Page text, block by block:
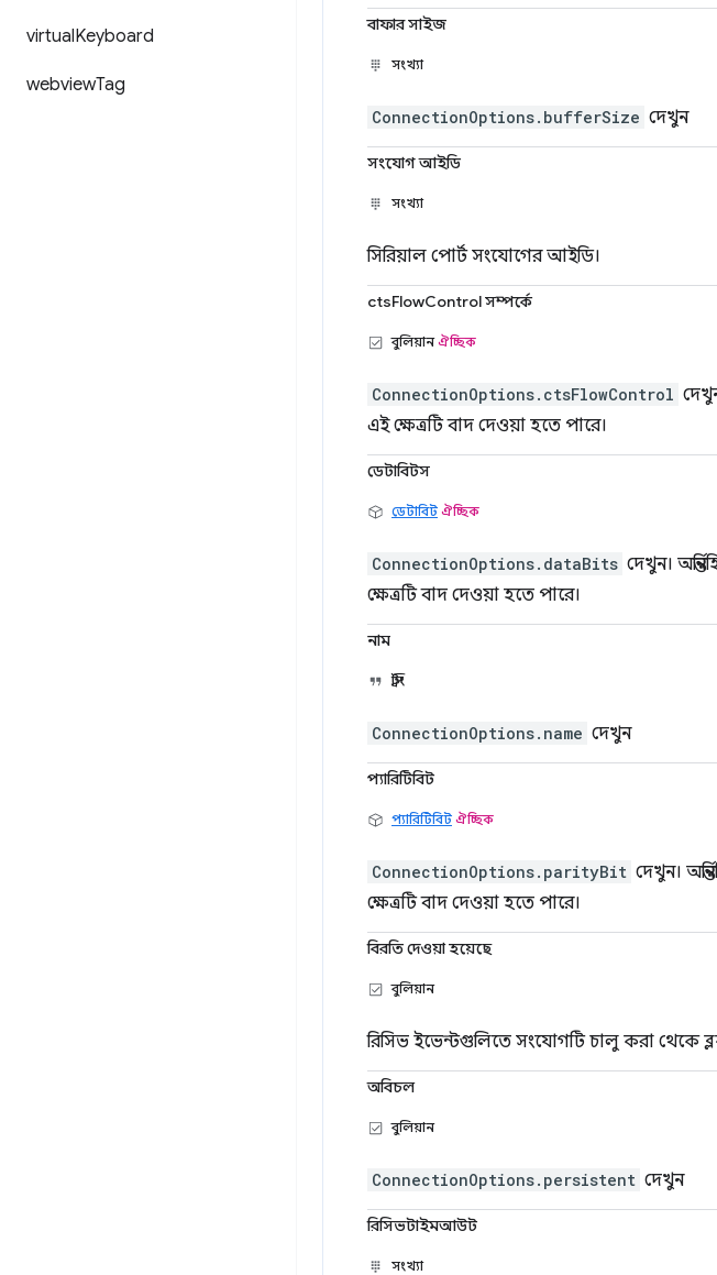
virtualKeyboard
webviewTag
বাফার সাইজ
সংখ্যা
ConnectionOptions.bufferSize দেখুন
সংযোগ আইডি
সংখ্যা
সিরিয়াল পোর্ট সংযোগের আইডি।
ctsFlowControl সম্পর্কে
বুলিয়ানঐচ্ছিক
ConnectionOptions.ctsFlowControl
এই ক্ষেত্রটি বাদ দেওয়া হতে পারে।
ডেটাবিটস
ডেটাবিট ঐচ্ছিক
ConnectionOptions.dataBits দেখুন।
ক্ষেত্রটি বাদ দেওয়া হতে পারে।
নাম
স্ট্রিং
ConnectionOptions.name দেখুন
প্যারিটিবিট
প্যারিটিবিট ঐচ্ছিক
ConnectionOptions.parityBit দেখুন।
ক্ষেত্রটি বাদ দেওয়া হতে পারে।
বিরতি দেওয়া হয়েছে
বুলিয়ান
রিসিভ ইভেন্টগুলিতে সংযোগটি চালু করা থেকে
অবিচল
বুলিয়ান
ConnectionOptions.persistent দেখুন
রিসিভটাইমআউট
সংখ্যা